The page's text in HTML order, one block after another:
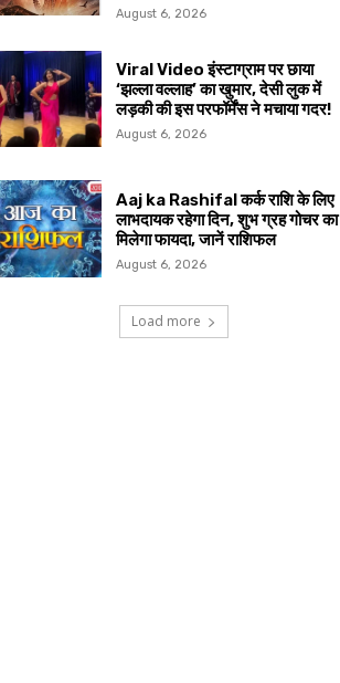
August 6, 2026
Viral Video इंस्टाग्राम पर छाया
‘झल्ला वल्लाह’ का खुमार, देसी लुक में
लड़की की इस परफॉर्मेंस ने मचाया गदर!
August 6, 2026
Aaj ka Rashifal कर्क राशि के लिए
लाभदायक रहेगा दिन, शुभ ग्रह गोचर का
मिलेगा फायदा, जानें राशिफल
August 6, 2026
Load more